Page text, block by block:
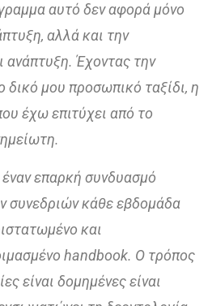
αυτό δεν αφορά μόνο
αλλά και την
ανάπτυξη. Έχοντας την
δικό μου προσωπικό ταξίδι, η
έχω επιτύχει από το
επαρκή συνδυασμό
συνεδριών κάθε εβδομάδα
και
handbook. O τρόπος
είναι δομημένες είναι